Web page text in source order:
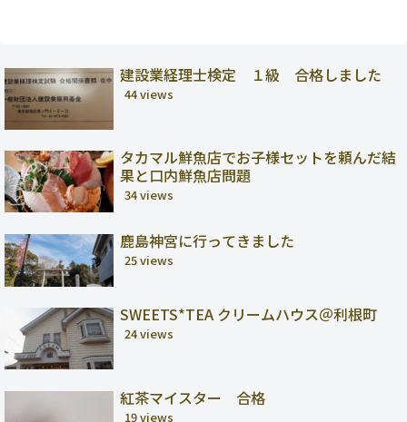
建設業経理士検定 １級 合格しました
44 views
タカマル鮮魚店でお子様セットを頼んだ結
果と口内鮮魚店問題
34 views
鹿島神宮に行ってきました
25 views
SWEETS*TEA クリームハウス＠利根町
24 views
紅茶マイスター 合格
19 views